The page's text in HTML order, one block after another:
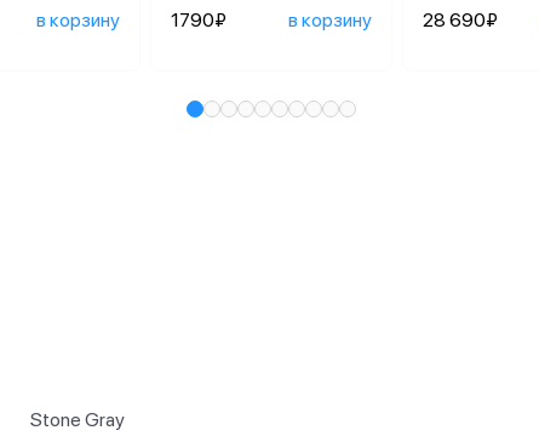
в корзину 1790₽ в корзину
28 690₽
Stone Gray